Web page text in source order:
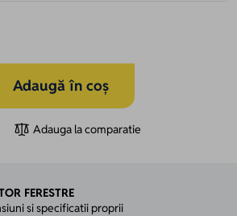
Adaugă în coș
Adauga la comparatie
FERESTRE
si specificatii proprii